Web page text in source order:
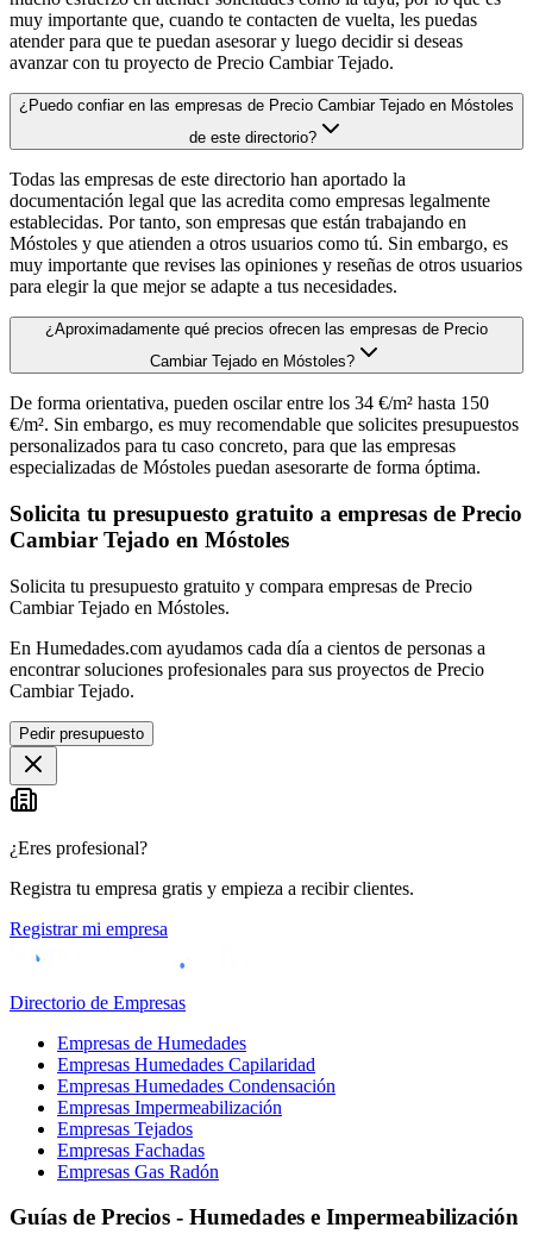
muy importante que, cuando te contacten de vuelta, les puedas
atender para que te puedan asesorar y luego decidir si deseas
avanzar con tu proyecto de Precio Cambiar Tejado.
¿Puedo confiar en las empresas de Precio Cambiar Tejado en Móstoles
de este directorio?
Todas las empresas de este directorio han aportado la
documentación legal que las acredita como empresas legalmente
establecidas. Por tanto, son empresas que están trabajando en
Móstoles y que atienden a otros usuarios como tú. Sin embargo, es
muy importante que revises las opiniones y reseñas de otros usuarios
para elegir la que mejor se adapte a tus necesidades.
¿Aproximadamente qué precios ofrecen las empresas de Precio
Cambiar Tejado en Móstoles?
De forma orientativa, pueden oscilar entre los 34 €/m² hasta 150
€/m². Sin embargo, es muy recomendable que solicites presupuestos
personalizados para tu caso concreto, para que las empresas
especializadas de Móstoles puedan asesorarte de forma óptima.
Solicita tu presupuesto gratuito a empresas de Precio
Cambiar Tejado en Móstoles
Solicita tu presupuesto gratuito y compara empresas de Precio
Cambiar Tejado en Móstoles.
En Humedades.com ayudamos cada día a cientos de personas a
encontrar soluciones profesionales para sus proyectos de Precio
Cambiar Tejado.
Pedir presupuesto
¿Eres profesional?
Registra tu empresa gratis y empieza a recibir clientes.
Registrar mi empresa
Directorio de Empresas
Empresas de Humedades
Empresas Humedades Capilaridad
Empresas Humedades Condensación
Empresas Impermeabilización
Empresas Tejados
Empresas Fachadas
Empresas Gas Radón
Guías de Precios - Humedades e Impermeabilización